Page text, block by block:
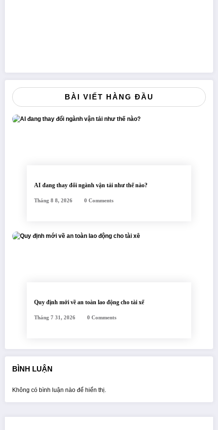
BÀI VIẾT HÀNG ĐẦU
AI đang thay đổi ngành vận tải như thế nào?
Tháng 8 8, 2026 0 Comments
Quy định mới về an toàn lao động cho tài xế
Tháng 7 31, 2026 0 Comments
BÌNH LUẬN
Không có bình luận nào để hiển thị.